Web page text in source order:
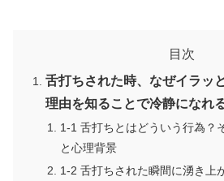
目次
舌打ちされた時、なぜイラッ
理由を知ることで冷静になれ
1-1 舌打ちとはどういう行為？
と心理背景
1-2 舌打ちされた瞬間に湧き上